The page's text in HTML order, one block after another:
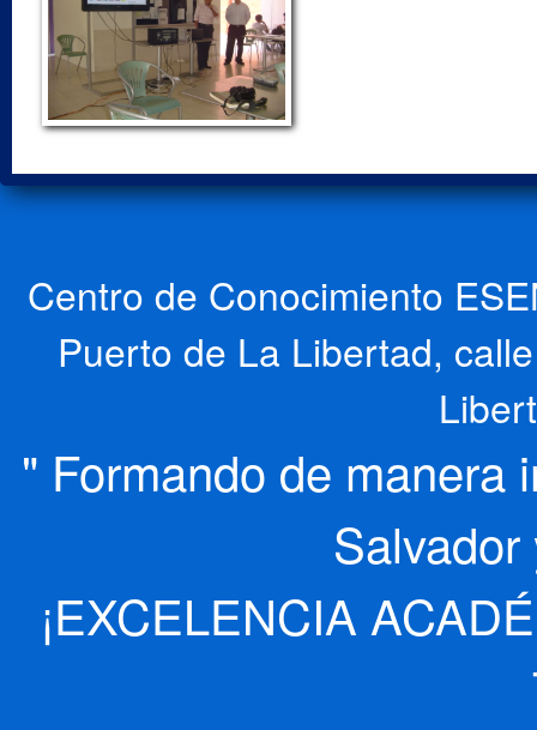
Centro de Conocimiento
Puerto de La Libertad,
" Formando de manera
¡EXCELENCIA